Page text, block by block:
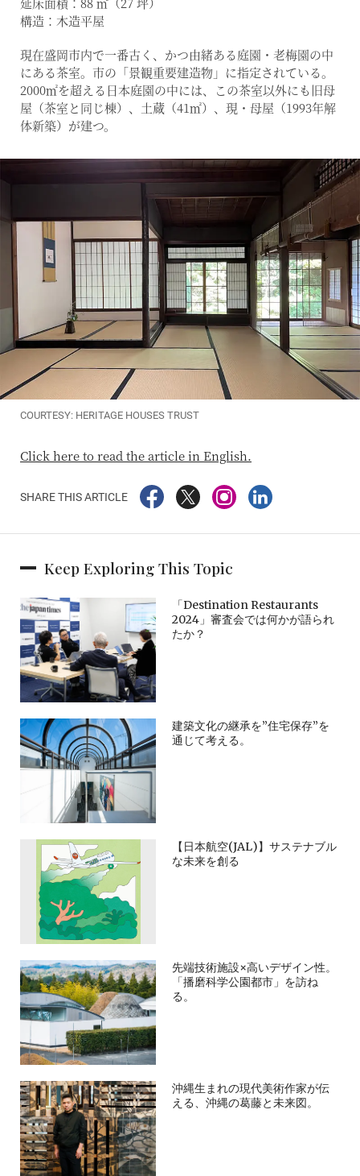
構造：木造平屋
現在盛岡市内で一番古く、かつ由緒ある庭園・老梅園の中
にある茶室。市の「景観重要建造物」に指定されている。
2000㎡を超える日本庭園の中には、この茶室以外にも旧母
屋（茶室と同じ棟）、土蔵（41㎡）、現・母屋（1993年解
体新築）が建つ。
COURTESY: HERITAGE HOUSES TRUST
Click here to read the article in English.
SHARE THIS ARTICLE
Keep Exploring This Topic
「Destination Restaurants
2024」審査会では何かが語られ
たか？
建築文化の継承を”住宅保存”を
通じて考える。
【日本航空(JAL)】サステナブル
な未来を創る
先端技術施設×高いデザイン性。
「播磨科学公園都市」を訪ね
る。
沖縄生まれの現代美術作家が伝
える、沖縄の葛藤と未来図。